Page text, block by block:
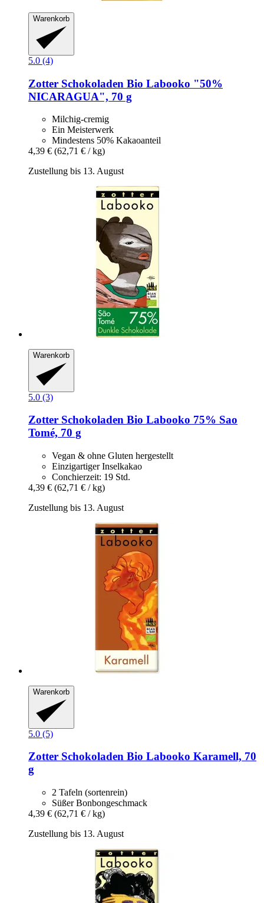
Warenkorb
5.0 (4)
Zotter Schokoladen Bio Labooko "50%
NICARAGUA", 70 g
Milchig-cremig
Ein Meisterwerk
Mindestens 50% Kakaoanteil
4,39 € (62,71 € / kg)
Zustellung bis 13. August
Warenkorb
5.0 (3)
Zotter Schokoladen Bio Labooko 75% Sao
Tomé, 70 g
Vegan & ohne Gluten hergestellt
Einzigartiger Inselkakao
Conchierzeit: 19 Std.
4,39 € (62,71 € / kg)
Zustellung bis 13. August
Warenkorb
5.0 (5)
Zotter Schokoladen Bio Labooko Karamell, 70
g
2 Tafeln (sortenrein)
Süßer Bonbongeschmack
4,39 € (62,71 € / kg)
Zustellung bis 13. August